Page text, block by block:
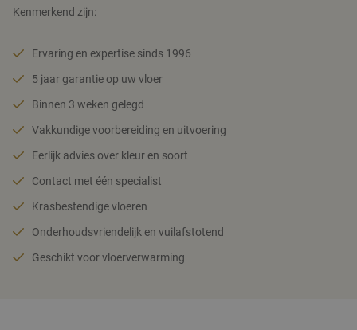
Kenmerkend zijn:
Ervaring en expertise sinds 1996
5 jaar garantie op uw vloer
Binnen 3 weken gelegd
Vakkundige voorbereiding en uitvoering
Eerlijk advies over kleur en soort
Contact met één specialist
Krasbestendige vloeren
Onderhoudsvriendelijk en vuilafstotend
Geschikt voor vloerverwarming